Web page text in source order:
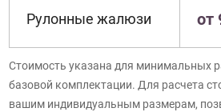
Рулонные жалюзи от
Стоимость указана для минимальных
базовой комплектации. Для расчета
вашим индивидуальным размерам,